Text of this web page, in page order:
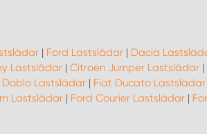
| Ford Lastslädar | Dacia
Lastslädar| Citroen Jumper Lastslädar|
Doblo Lastslädar| Fiat Ducato Lastslädar
Lastslädar| Ford Courier Lastslädar|